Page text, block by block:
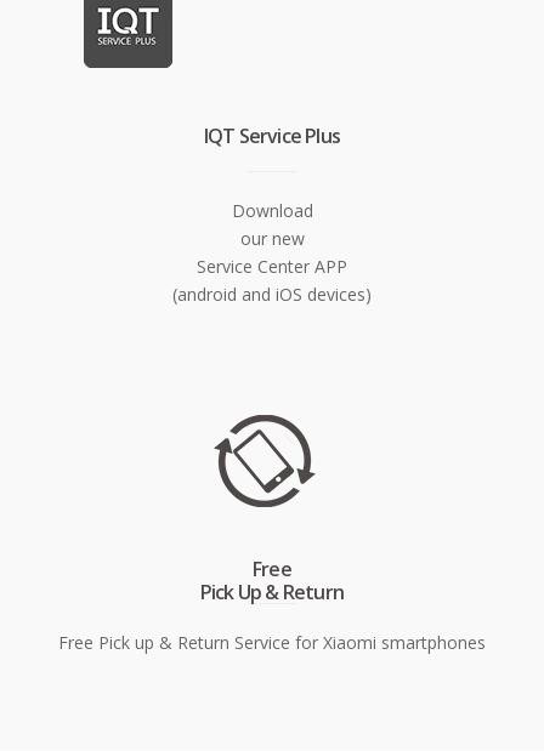
IQT Service Plus
Download
our new
Service Center APP
(android and iOS devices)
Free
Pick Up & Return
Free Pick up & Return Service for Xiaomi smartphones